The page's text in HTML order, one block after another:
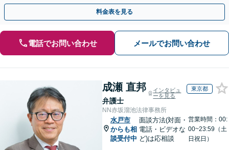
て顧問契約を通じた充実のサポートを提供しております
料金表を見る
電話でお問い合わせ メールでお問い合わせ
成瀬 直邦
弁護士
インタビュ
ーを見る
東京都
NN赤坂溜池法律事務所
水戸市
からも相
談受付中
面談方法(対面・
電話・ビデオな
ど)は応相談
営業時間：00:
00~23:59（土
日祝日）